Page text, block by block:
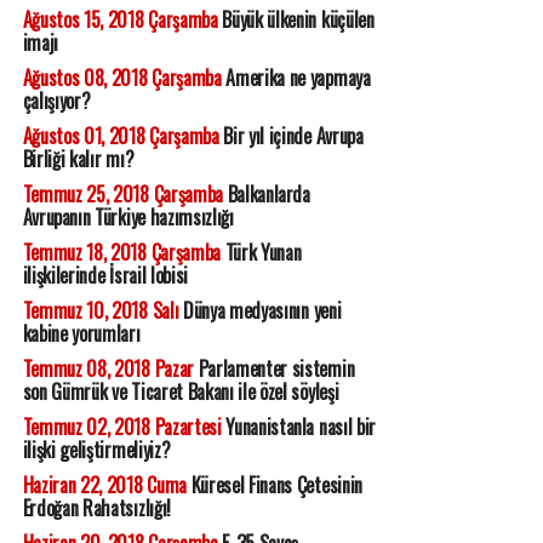
Ağustos 15, 2018 ÇarşambaBüyük ülkenin küçülen
imajı
Ağustos 08, 2018 ÇarşambaAmerika ne yapmaya
çalışıyor?
Ağustos 01, 2018 ÇarşambaBir yıl içinde Avrupa
Birliği kalır mı?
Temmuz 25, 2018 ÇarşambaBalkanlarda
Avrupanın Türkiye hazımsızlığı
Temmuz 18, 2018 ÇarşambaTürk Yunan
ilişkilerinde İsrail lobisi
Temmuz 10, 2018 SalıDünya medyasının yeni
kabine yorumları
Temmuz 08, 2018 PazarParlamenter sistemin
son Gümrük ve Ticaret Bakanı ile özel söyleşi
Temmuz 02, 2018 PazartesiYunanistanla nasıl bir
ilişki geliştirmeliyiz?
Haziran 22, 2018 CumaKüresel Finans Çetesinin
Erdoğan Rahatsızlığı!